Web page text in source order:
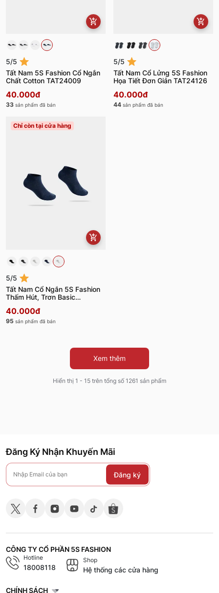
5/5
Tất Nam 5S Fashion Cổ Ngắn
Chất Cotton TAT24009
40.000đ
33 sản phẩm đã bán
5/5
Tất Nam Cổ Lửng 5S Fashion
Họa Tiết Đơn Giản TAT24126
40.000đ
44 sản phẩm đã bán
Chỉ còn tại cửa hàng
5/5
Tất Nam Cổ Ngắn 5S Fashion
Thấm Hút, Trơn Basic
40.000đ
95 sản phẩm đã bán
Xem thêm
Hiển thị 1 - 15 trên tổng số 1261 sản phẩm
Đăng Ký Nhận Khuyến Mãi
Đăng ký
CÔNG TY CỔ PHẦN 5S FASHION
Hotline
18008118
Shop
Hệ thống các cửa hàng
CHÍNH SÁCH